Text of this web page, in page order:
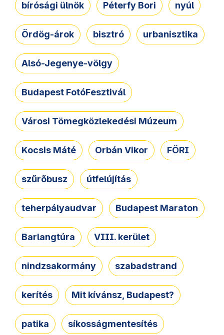
bírósági ülnök Péterfy Bori nyúl
Ördög-árok bisztró urbanisztika
Alsó-Jegenye-völgy
Budapest FotóFesztivál
Városi Tömegközlekedési Múzeum
Kocsis Máté Orbán Vikor FÖRI
szűrőbusz útfelújítás
teherpályaudvar Budapest Maraton
Barlangtúra VIII. kerület
nindzsakormány szabadstrand
kerítés Mit kívánsz, Budapest?
patika síkosságmentesítés